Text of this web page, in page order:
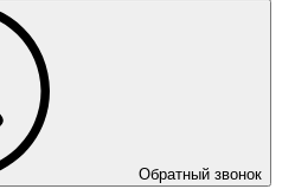
Обратный звонок